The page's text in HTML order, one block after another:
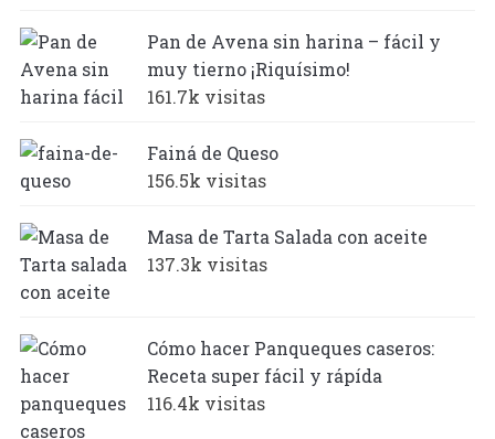
Pan de Avena sin harina – fácil y
muy tierno ¡Riquísimo!
161.7k visitas
Fainá de Queso
156.5k visitas
Masa de Tarta Salada con aceite
137.3k visitas
Cómo hacer Panqueques caseros:
Receta super fácil y rápída
116.4k visitas